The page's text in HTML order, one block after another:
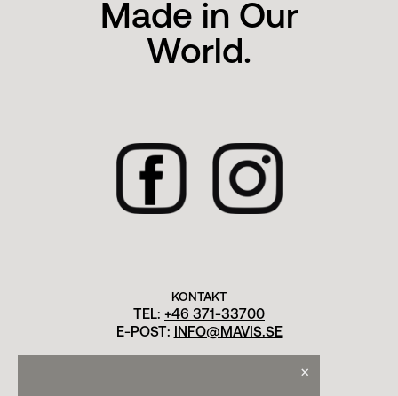
×
Made in Our
World.
KONTAKT
TEL: +46 371-33700
E-POST:
INFO@MAVIS.SE